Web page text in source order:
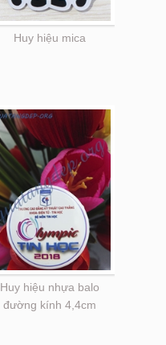
Huy hiệu mica
Huy hiệu nhựa balo
đường kính 4,4cm